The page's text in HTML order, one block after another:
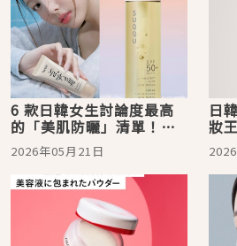
6 款日韓女生討論度最高
的「美肌防曬」清單！
SUQQU防曬噴霧、泰民愛
用AHC小黑盾、娜璉同款
fwee斷貨妝前乳
2026年05月21日
日
妝
到
柔
收